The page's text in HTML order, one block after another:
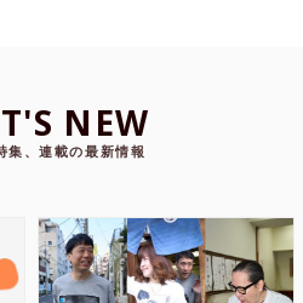
NEW
集、連載の最新情報